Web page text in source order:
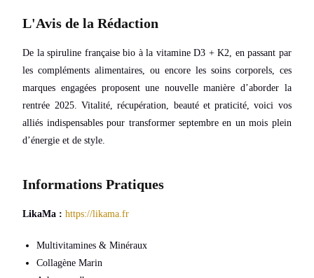
L'Avis de la Rédaction
De la spiruline française bio à la vitamine D3 + K2, en passant par
les compléments alimentaires, ou encore les soins corporels, ces
marques engagées proposent une nouvelle manière d’aborder la
rentrée 2025. Vitalité, récupération, beauté et praticité, voici vos
alliés indispensables pour transformer septembre en un mois plein
d’énergie et de style.
Informations Pratiques
LikaMa : https://likama.fr
Multivitamines & Minéraux
Collagène Marin